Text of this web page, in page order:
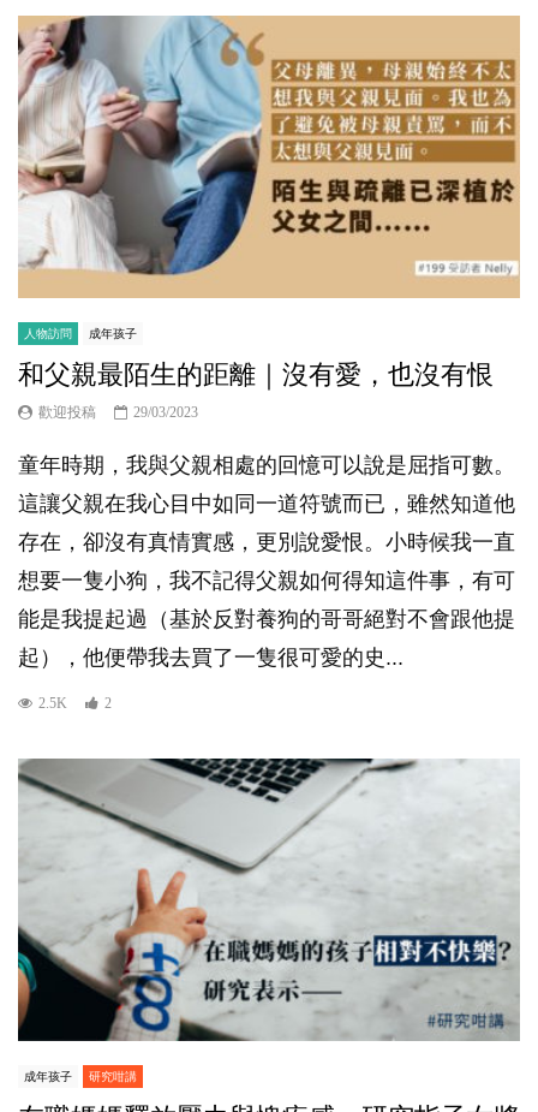
人物訪問 成年孩子
和父親最陌生的距離｜沒有愛，也沒有恨
歡迎投稿 29/03/2023
童年時期，我與父親相處的回憶可以說是屈指可數。
這讓父親在我心目中如同一道符號而已，雖然知道他
存在，卻沒有真情實感，更別說愛恨。小時候我一直
想要一隻小狗，我不記得父親如何得知這件事，有可
能是我提起過（基於反對養狗的哥哥絕對不會跟他提
起），他便帶我去買了一隻很可愛的史...
2.5K 2
成年孩子 研究咁講